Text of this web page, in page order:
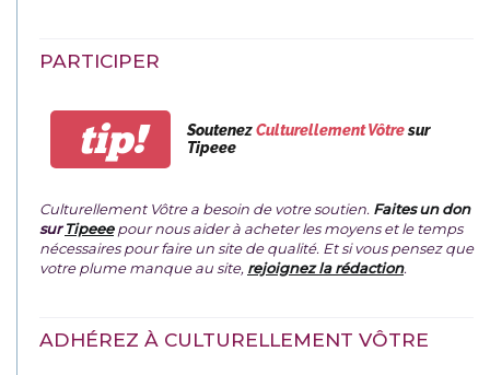
PARTICIPER
tip! SoutenezCulturellement Vôtresur
Tipeee
Culturellement Vôtre a besoin de votre soutien. Faites un don
surTipeeepour nous aider à acheter les moyens et le temps
nécessaires pour faire un site de qualité. Et si vous pensez que
votre plume manque au site, rejoignez la rédaction.
ADHÉREZ À CULTURELLEMENT VÔTRE